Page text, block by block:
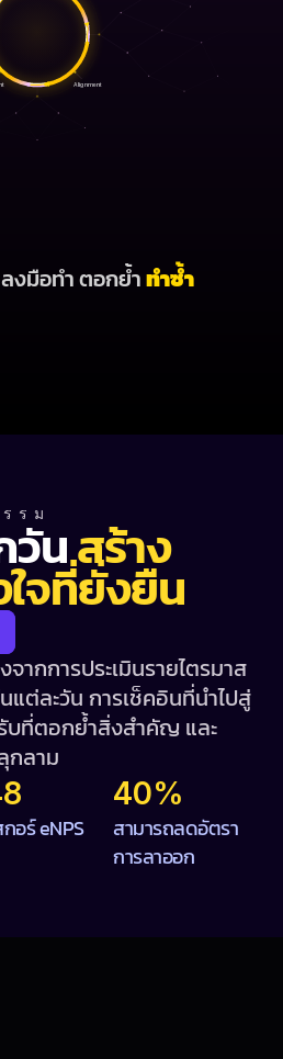
Alignment
งมือทำ ตอกย้ำ ทำซ้ำ
รม
วัน สร้าง
ใจที่ยั่งยืน
จากการประเมินรายไตรมาส
แต่ละวัน การเช็คอินที่นำไปสู่
บที่ตอกย้ำสิ่งสำคัญ และ
กลาม
อร์ eNPS
40%
สามารถลดอัตรา
การลาออก